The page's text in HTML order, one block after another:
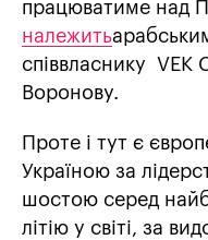
працюватиме над
належить
співвласнику VEK
Воронову.
Проте і тут є
Україною за
шостою серед
літію у світі, за